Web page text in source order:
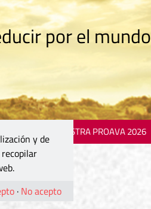
por el
MOSTRA PROAVA 2026
y de
· No acepto